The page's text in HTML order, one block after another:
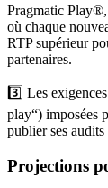
Pragmatic
où chaque
RTP supérieur
partenaires.
3️⃣ Les
play“) imposées
publier ses
Projections